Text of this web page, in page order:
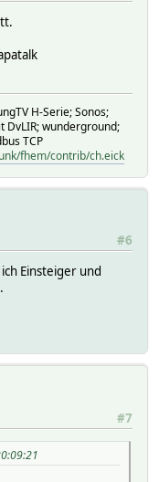
H-Serie; Sonos;
DvLIR; wunderground;
TCP
fhem/contrib/ch.eick
#6
Einsteiger und
#7